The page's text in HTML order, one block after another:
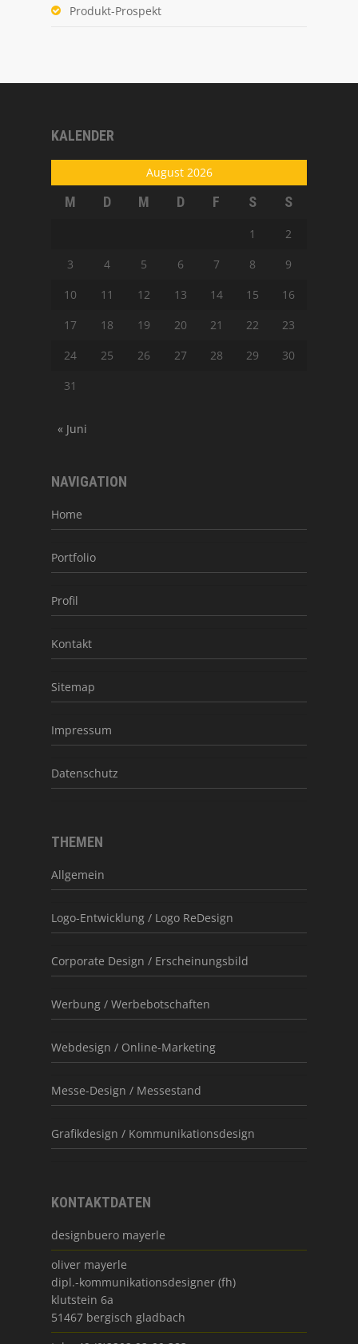
Produkt-Prospekt
KALENDER
August 2026
M D M D F S S
1
2
3
4 5 6 7 8
9
10
11 12 13 14 15
16
17
18 19 20 21 22
23
24
25 26 27 28 29
30
31
« Juni
NAVIGATION
Home
Portfolio
Profil
Kontakt
Sitemap
Impressum
Datenschutz
THEMEN
Allgemein
Logo-Entwicklung / Logo ReDesign
Corporate Design / Erscheinungsbild
Werbung / Werbebotschaften
Webdesign / Online-Marketing
Messe-Design / Messestand
Grafikdesign / Kommunikationsdesign
KONTAKTDATEN
designbuero mayerle
oliver mayerle
dipl.-kommunikationsdesigner (fh)
klutstein 6a
51467 bergisch gladbach